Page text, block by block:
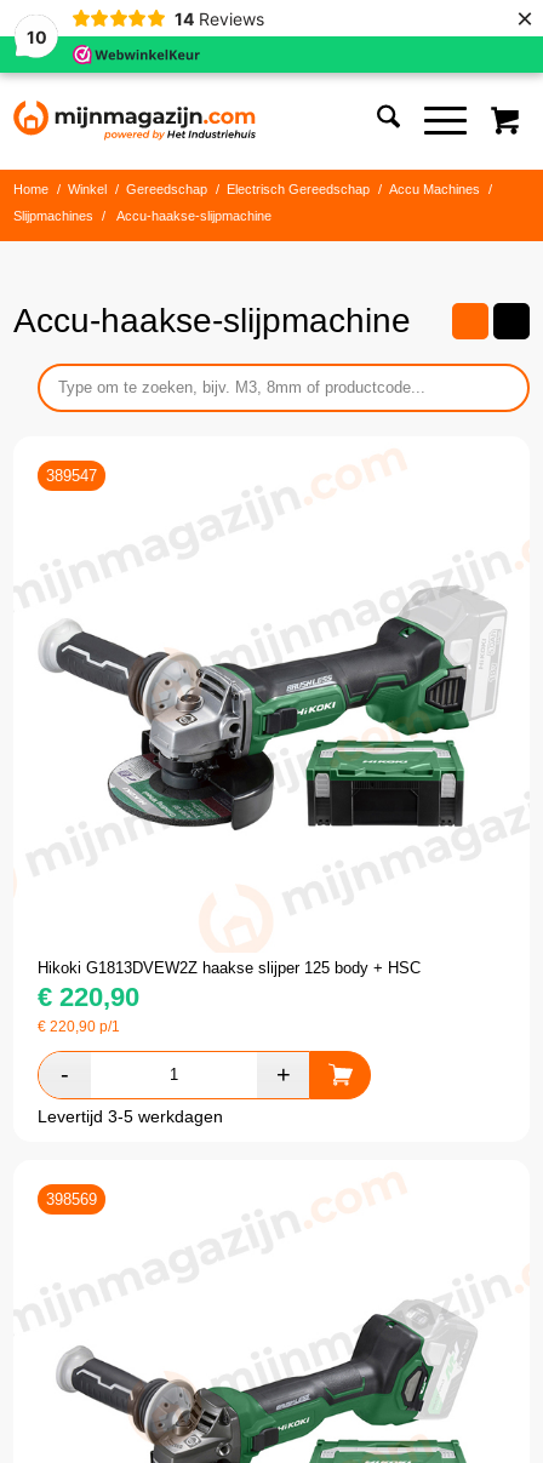
10
14 Reviews ×
Home / Winkel / Gereedschap / Electrisch Gereedschap / Accu Machines
/
Slijpmachines
/ Accu-haakse-slijpmachine
Accu-haakse-slijpmachine
389547
Hikoki G1813DVEW2Z haakse slijper 125 body + HSC
€ 220,90
€220,90 p/1
Levertijd 3-5 werkdagen
398569